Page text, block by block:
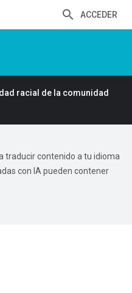
ACCEDER
racial de la comunidad
traducir contenido a tu idioma
con IA pueden contener